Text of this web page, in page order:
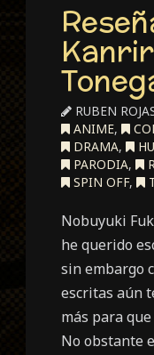
RUBEN
ANIME,
DRAMA,
PARODIA,
SPIN OFF,
Nobuyuki
he querido
sin embargo
escritas aún
más para
No obstante